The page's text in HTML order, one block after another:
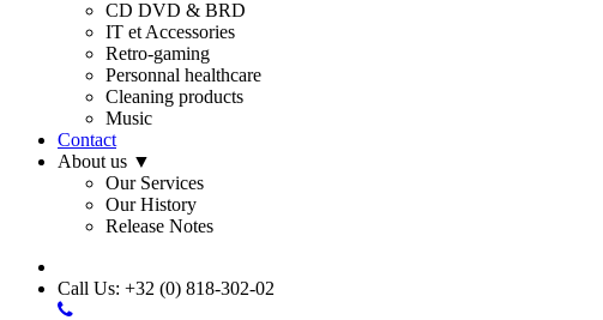
CD DVD & BRD
IT et Accessories
Retro-gaming
Personnal healthcare
Cleaning products
Music
Contact
About us ▼
Our Services
Our History
Release Notes
Call Us: +32 (0) 818-302-02